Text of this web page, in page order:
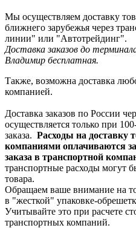
Мы осуществляем доставку
ближнего зарубежья через
линии" или "Автотрейдинг".
Доставка заказов до
Владимир бесплатная.
Также, возможна доставка
компанией.
Доставка заказов по России
осуществляется только при
заказа. Расходы на доставку
компаниями оплачиваются
заказа в транспортной
транспортные расходы могут
товара.
Обращаем ваше внимание на
в "жесткой" упаковке-
Учитывайте это при расчете
транспортных компаний.